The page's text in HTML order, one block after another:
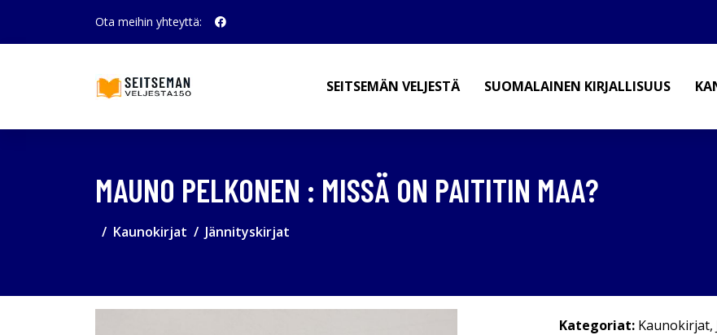
Ota meihin yhteyttä:
SEITSEMÄN VELJESTÄ SUOMALAINEN KIRJALLISUUS
MAUNO PELKONEN : MISSÄ ON PAITITIN MAA?
Kaunokirjat Jännityskirjat
Kategoriat: Kaunokirjat,